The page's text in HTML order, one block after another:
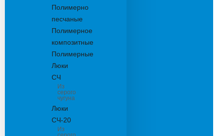
Полимерно
песчаные
Полимерное
композитные
Полимерные
Люки
СЧ
Из
серого
чугуна
Люки
СЧ-20
Из